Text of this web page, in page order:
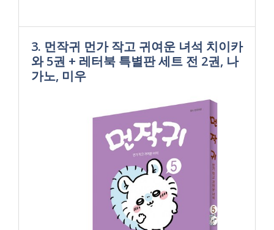
3. 먼작귀 먼가 작고 귀여운 녀석 치이카
와 5권 + 레터북 특별판 세트 전 2권, 나
가노, 미우